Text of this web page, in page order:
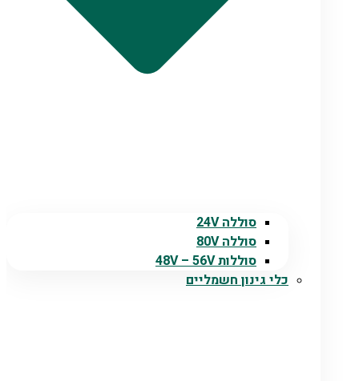
סוללה 24V
סוללה 80V
סוללות 48V – 56V
כלי גינון חשמליים